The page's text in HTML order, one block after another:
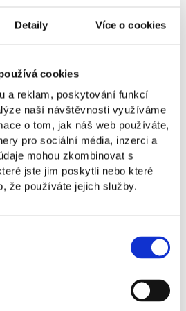
Detaily Více o cookies
cookies
a reklam, poskytování funkcí
naší návštěvnosti využíváme
o tom, jak náš web používáte,
pro sociální média, inzerci a
mohou zkombinovat s
jste jim poskytli nebo které
že používáte jejich služby.
akceleračný program
v NBA?